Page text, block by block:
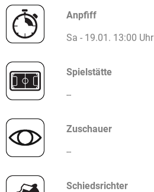
Anpfiff
Sa - 19.01. 13:00 Uhr
Spielstätte
--
Zuschauer
--
Schiedsrichter